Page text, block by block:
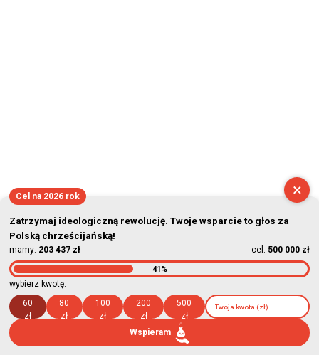
×
Cel na 2026 rok
Zatrzymaj ideologiczną rewolucję. Twoje wsparcie to głos za
Polską chrześcijańską!
mamy: 203 437 zł cel: 500 000 zł
41%
wybierz kwotę:
60
zł
80
zł
100
zł
200
zł
500
zł
Wspieram